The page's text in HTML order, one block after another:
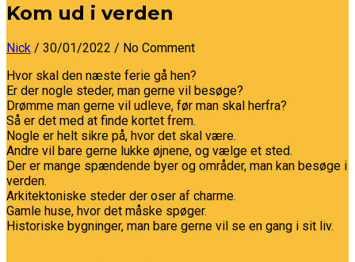
Kom ud i verden
Nick / 30/01/2022 / No Comment
Hvor skal den næste ferie gå hen?
Er der nogle steder, man gerne vil besøge?
Drømme man gerne vil udleve, før man skal herfra?
Så er det med at finde kortet frem.
Nogle er helt sikre på, hvor det skal være.
Andre vil bare gerne lukke øjnene, og vælge et sted.
Der er mange spændende byer og områder, man kan besøge i
verden.
Arkitektoniske steder der oser af charme.
Gamle huse, hvor det måske spøger.
Historiske bygninger, man bare gerne vil se en gang i sit liv.